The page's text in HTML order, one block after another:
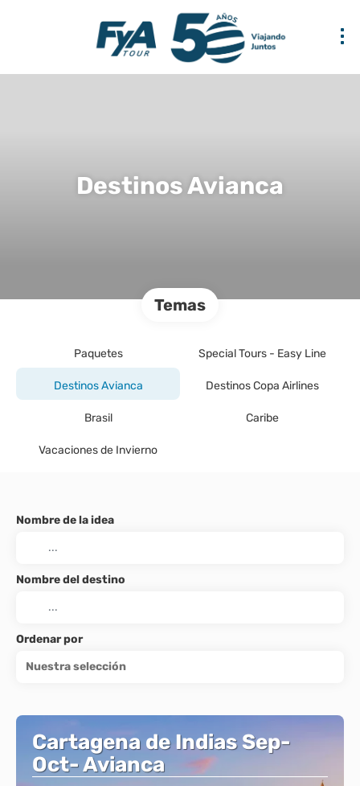
Destinos Avianca
Temas
Paquetes Special Tours - Easy Line
Destinos Avianca Destinos Copa Airlines
Brasil Caribe
Vacaciones de Invierno
Nombre de la idea
Nombre del destino
Ordenar por
Nuestra selección
Cartagena de Indias Sep-
Oct- Avianca